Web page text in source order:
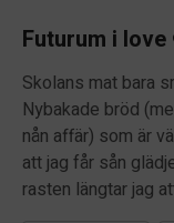
Futurum i
Skolans mat bara
Nybakade bröd
nån affär) som är
att jag får sån
rasten längtar jag